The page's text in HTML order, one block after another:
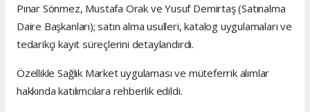
Pınar Sönmez, Mustafa Orak ve Yusuf Demirtaş (Satınalma
Daire Başkanları); satın alma usulleri, katalog uygulamaları ve
tedarikçi kayıt süreçlerini detaylandırdı.
Özellikle Sağlık Market uygulaması ve müteferrik alımlar
hakkında katılımcılara rehberlik edildi.